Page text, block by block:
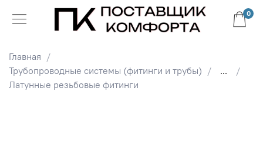
0
Главная
Трубопроводные системы (фитинги и трубы)
...
Латунные резьбовые фитинги